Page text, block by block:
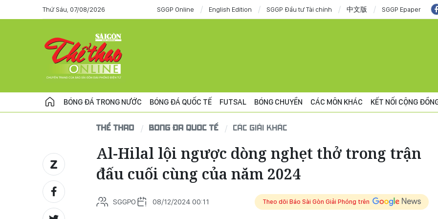
Thứ Sáu, 07/08/2026 SGGP Online English Edition SGGP Đầu tư Tài chính 中文版 SGGP Epaper
BÓNG ĐÁ TRONG NƯỚC BÓNG ĐÁ QUỐC TẾ FUTSAL BÓNG CHUYỀN CÁC MÔN KHÁC KẾT NỐI CỘNG
THỂ THAO BÓNG ĐÁ QUỐC TẾ CÁC GIẢI KHÁC
Al-Hilal lội ngược dòng nghẹt thở trong trận
đấu cuối cùng của năm 2024
SGGPO 08/12/2024 00:11 Theo dõi Báo Sài Gòn Giải Phóng trên